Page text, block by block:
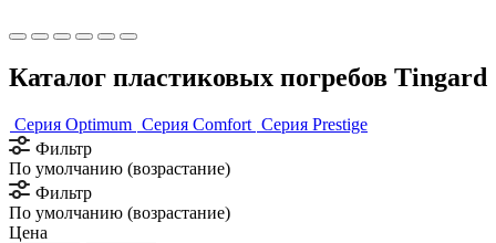
Каталог пластиковых погребов Tingard
Серия Optimum Серия Comfort Серия Prestige
Фильтр
По умолчанию (возрастание)
Фильтр
По умолчанию (возрастание)
Цена